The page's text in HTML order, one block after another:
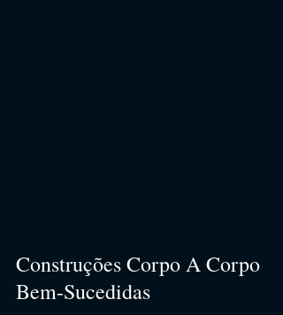
Construções Corpo A Corpo
Bem-Sucedidas